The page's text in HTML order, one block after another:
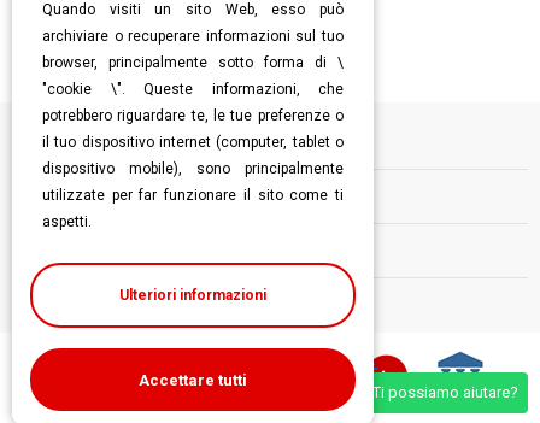
Informazioni
Follow us
Ti possiamo aiutare?
Quando visiti un sito Web, esso può
archiviare o recuperare informazioni sul tuo
browser, principalmente sotto forma di \
"cookie \". Queste informazioni, che
potrebbero riguardare te, le tue preferenze o
il tuo dispositivo internet (computer, tablet o
dispositivo mobile), sono principalmente
utilizzate per far funzionare il sito come ti
aspetti.
Ulteriori informazioni
Accettare tutti